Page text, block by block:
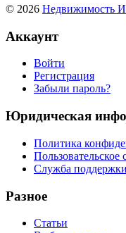
© 2026 Недвижимость
Аккаунт
Войти
Регистрация
Забыли пароль?
Юридическая
Политика
Пользовательское
Служба поддержки
Разное
Статьи